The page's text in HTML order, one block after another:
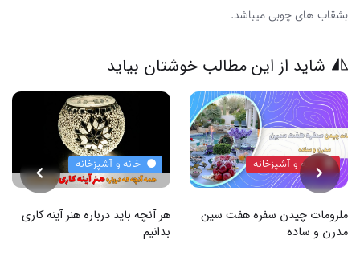
بشقاب های چوبی میباشد.
شاید از این مطالب خوشتان بیاید
خانه و آشپزخانه
ملزومات چیدن سفره هفت سین
مدرن و ساده
خانه و آشپزخانه
هر آنچه باید درباره هنر آینه کاری
بدانیم